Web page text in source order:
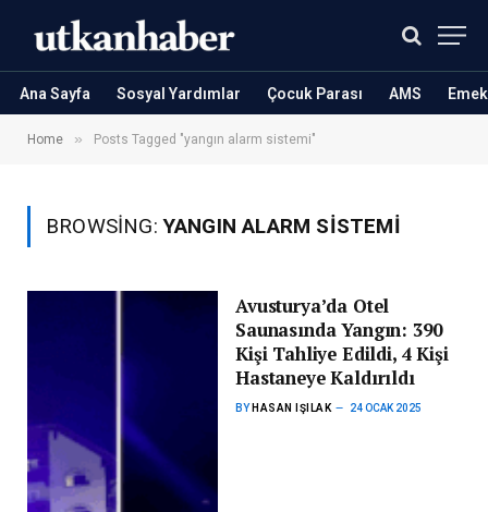
Ana Sayfa Sosyal Yardımlar Çocuk Parası AMS
Home » Posts Tagged "yangın alarm sistemi"
BROWSING:YANGIN ALARM SISTEMI
Avusturya’da Otel
Saunasında Yangın: 390
Kişi Tahliye Edildi, 4 Kişi
Hastaneye Kaldırıldı
BY HASAN IŞILAK 24 OCAK 2025